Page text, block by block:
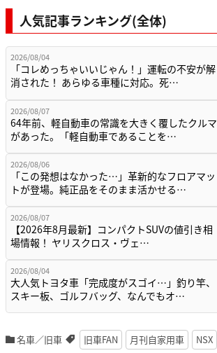
人気記事ランキング(全体)
2026/08/04
「コレめっちゃいいじゃん！」運転の不安が解
消された！ あらゆる車種に対応。死…
2026/08/07
64年前、軽自動車の常識を大きく覆したクルマ
があった。「軽自動車であることを…
2026/08/06
「この発想はなかった…」革新的なフロアマッ
トが登場。純正品をそのまま活かせる…
2026/08/07
【2026年8月最新】コンパクトSUVの値引き相
場情報！ ヤリスクロス・ヴェ…
2026/08/04
大人気トヨタ車「完成度がスゴイ…」釣り竿、
スキー板、ゴルフバッグ、なんでもオ…
名車／旧車 旧車FAN 月刊自家用車 NSX